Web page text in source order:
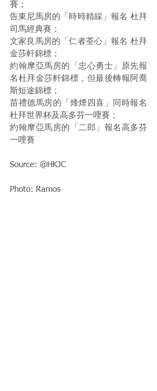
賽；
告東尼馬房的「時時精綵」報名 杜拜
司馬經典賽；
文家良馬房的「仁者荃心」報名 杜拜
金莎軒錦標；
約翰摩亞馬房的「忠心勇士」原先報
名杜拜金莎軒錦標，但最後轉報阿喬
斯短途錦標；
苗禮德馬房的「烽煙四喜」同時報名
杜拜世界杯及高多芬一哩賽；
約翰摩亞馬房的「二郎」報名高多芬
一哩賽
Source: @HKJC
Photo: Ramos